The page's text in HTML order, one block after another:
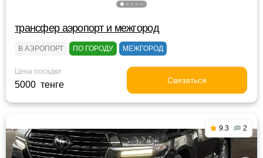
трансфер аэропорт и межгород
В АЭРОПОРТ ПО ГОРОДУ МЕЖГОРОД
Цена посадки
5000 тенге Связаться
9.3 2